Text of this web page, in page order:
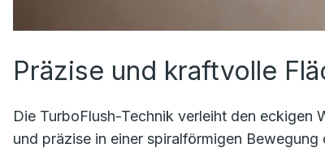
Präzise und kraftvolle
Die TurboFlush-Technik verleiht den eckigen
und präzise in einer spiralförmigen